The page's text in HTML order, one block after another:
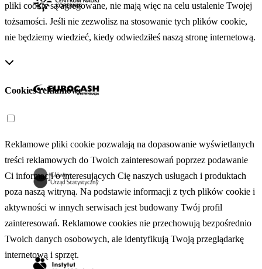
pliki cookie są agregowane, nie mają więc na celu ustalenie Twojej
tożsamości. Jeśli nie zezwolisz na stosowanie tych plików cookie,
nie będziemy wiedzieć, kiedy odwiedziłeś naszą stronę internetową.
Cookies reklamowe
Reklamowe pliki cookie pozwalają na dopasowanie wyświetlanych
treści reklamowych do Twoich zainteresowań poprzez podawanie
Ci informacji o interesujących Cię naszych usługach i produktach
poza naszą witryną. Na podstawie informacji z tych plików cookie i
aktywności w innych serwisach jest budowany Twój profil
zainteresowań. Reklamowe cookies nie przechowują bezpośrednio
Twoich danych osobowych, ale identyfikują Twoją przeglądarkę
internetową i sprzęt.